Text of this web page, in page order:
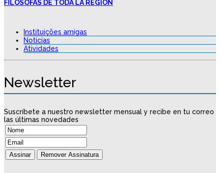
FILÓSOFAS DE TODA LA REGIÓN
Instituições amigas
Noticias
Atividades
Newsletter
Suscríbete a nuestro newsletter mensual y recibe en tu correo
las últimas novedades